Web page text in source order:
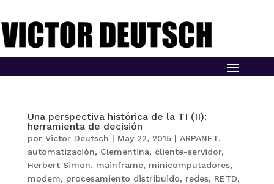
Una perspectiva histórica de la TI (II):
herramienta de decisión
por Victor Deutsch | May 22, 2015| ARPANET,
automatización, Clementina, cliente-servidor,
Herbert Simon, mainframe, minicomputadores,
modem, procesamiento distribuido, redes, RETD,